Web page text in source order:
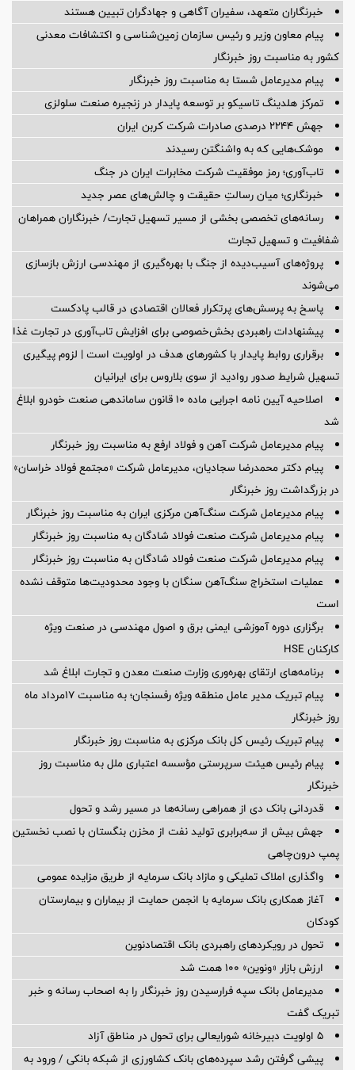
خبرنگاران متعهد، سفیران آگاهی و جهادگران تبیین هستند
پیام معاون وزیر و رئیس سازمان زمین‌شناسی و اکتشافات معدنی
کشور به مناسبت روز خبرنگار
پیام مدیرعامل شستا به مناسبت روز خبرنگار
تمرکز هلدینگ تاسیکو بر توسعه پایدار در زنجیره صنعت سلولزی
جهش ۲۲۴۴ درصدی صادرات شرکت کربن ایران
موشک‌هایی که به واشنگتن رسیدند
تاب‌آوری؛ رمز موفقیت شرکت مخابرات ایران در جنگ
خبرنگاری؛ میان رسالتِ حقیقت و چالش‌های عصر جدید
رسانه‌های تخصصی بخشی از مسیر تسهیل تجارت/ خبرنگاران همراهان
شفافیت و تسهیل تجارت
پروژه‌های آسیب‌دیده از جنگ با بهره‌گیری از مهندسی ارزش بازسازی
می‌شوند
پاسخ به پرسش‌های پرتکرار فعالان اقتصادی در قالب پادکست
پیشنهادات راهبردی بخش‌خصوصی برای افزایش تاب‌آوری در تجارت غذا
برقراری روابط پایدار با کشورهای هدف در اولویت است | لزوم پیگیری
تسهیل شرایط صدور روادید از سوی بلاروس برای ایرانیان
اصلاحیه آیین نامه اجرایی ماده ۱۰ قانون ساماندهی صنعت خودرو ابلاغ
شد
پیام مدیرعامل شرکت آهن و فولاد ارفع به مناسبت روز خبرنگار
پیام دکتر محمدرضا سجادیان، مدیرعامل شرکت «مجتمع فولاد خراسان»
در بزرگداشت روز خبرنگار
پیام مدیرعامل شرکت سنگ‌آهن مرکزی ایران به مناسبت روز خبرنگار
پیام مدیرعامل شرکت صنعت فولاد شادگان به مناسبت روز خبرنگار
پیام مدیرعامل شرکت صنعت فولاد شادگان به مناسبت روز خبرنگار
عملیات استخراج سنگ‌آهن سنگان با وجود محدودیت‌ها متوقف نشده
است
برگزاری دوره آموزشی ایمنی برق و اصول مهندسی در صنعت ویژه
کارکنان HSE
برنامه‌های ارتقای بهره‌وری وزارت صنعت معدن و تجارت ابلاغ شد
پیام تبریک مدیر عامل منطقه ویژه رفسنجان؛ به مناسبت ۱۷مرداد ماه
روز خبرنگار
پیام تبریک رئیس کل بانک مرکزی به مناسبت روز خبرنگار
پیام رئیس هیئت سرپرستی مؤسسه اعتباری ملل به مناسبت روز
خبرنگار
قدردانی بانک دی از همراهی رسانه‌ها در مسیر رشد و تحول
جهش بیش از سه‌برابری تولید نفت از مخزن بنگستان با نصب نخستین
پمپ درون‌چاهی
واگذاری املاک تملیکی و مازاد بانک سرمایه از طریق مزایده عمومی
آغاز همکاری بانک سرمایه با انجمن حمایت از بیماران و بیمارستان
کودکان
تحول در رویکردهای راهبردی بانک اقتصادنوین
ارزش بازار «ونوین» 100 همت شد
مدیرعامل بانک سپه فرارسیدن روز خبرنگار را به اصحاب رسانه و خبر
تبریک گفت
5 اولویت دبیرخانه شورایعالی برای تحول در مناطق آزاد
پیشی گرفتن رشد سپرده‌های بانک کشاورزی از شبکه بانکی / ورود به